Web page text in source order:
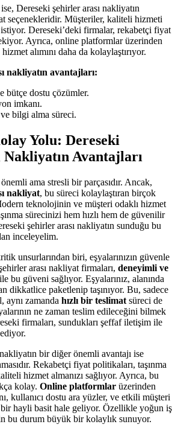
Dereseki şehirler arası nakliyatın
seçenekleridir. Müşteriler, kaliteli hizmeti
Dereseki’deki firmalar, rekabetçi fiyat
Ayrıca, online platformlar üzerinden
alımını daha da kolaylaştırıyor.
nakliyatın avantajları:
bütçe dostu çözümler.
imkanı.
bilgi alma süreci.
Yolu: Dereseki
Nakliyatın Avantajları
önemli ama stresli bir parçasıdır. Ancak,
nakliyat, bu süreci kolaylaştıran birçok
teknolojinin ve müşteri odaklı hizmet
sürecinizi hem hızlı hem de güvenilir
şehirler arası nakliyatın sunduğu bu
inceleyelim.
unsurlarından biri, eşyalarınızın güvenle
arası nakliyat firmaları, deneyimli ve
ile bu güveni sağlıyor. Eşyalarınız, alanında
dikkatlice paketlenip taşınıyor. Bu, sadece
aynı zamanda hızlı bir teslimat süreci de
ne zaman teslim edileceğini bilmek
firmaları, sundukları şeffaf iletişim ile
bir diğer önemli avantajı ise
Rekabetçi fiyat politikaları, taşınma
hizmet almanızı sağlıyor. Ayrıca, bu
kolay. Online platformlar üzerinden
kullanıcı dostu ara yüzler, ve etkili müşteri
hayli basit hale geliyor. Özellikle yoğun iş
bu durum büyük bir kolaylık sunuyor.